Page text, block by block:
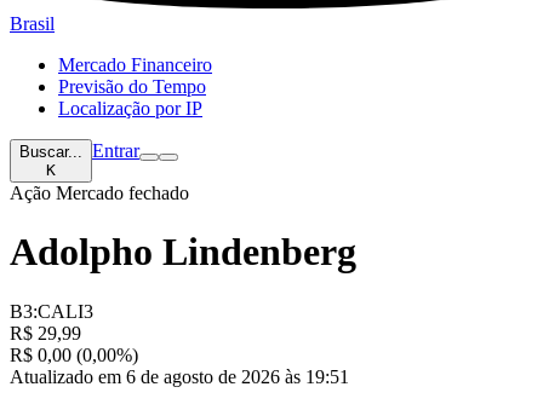
Brasil
Mercado Financeiro
Previsão do Tempo
Localização por IP
Buscar...
K
Entrar
Ação Mercado fechado
Adolpho Lindenberg
B3:CALI3
R$ 29,99
R$ 0,00 (0,00%)
Atualizado em 6 de agosto de 2026 às 19:51